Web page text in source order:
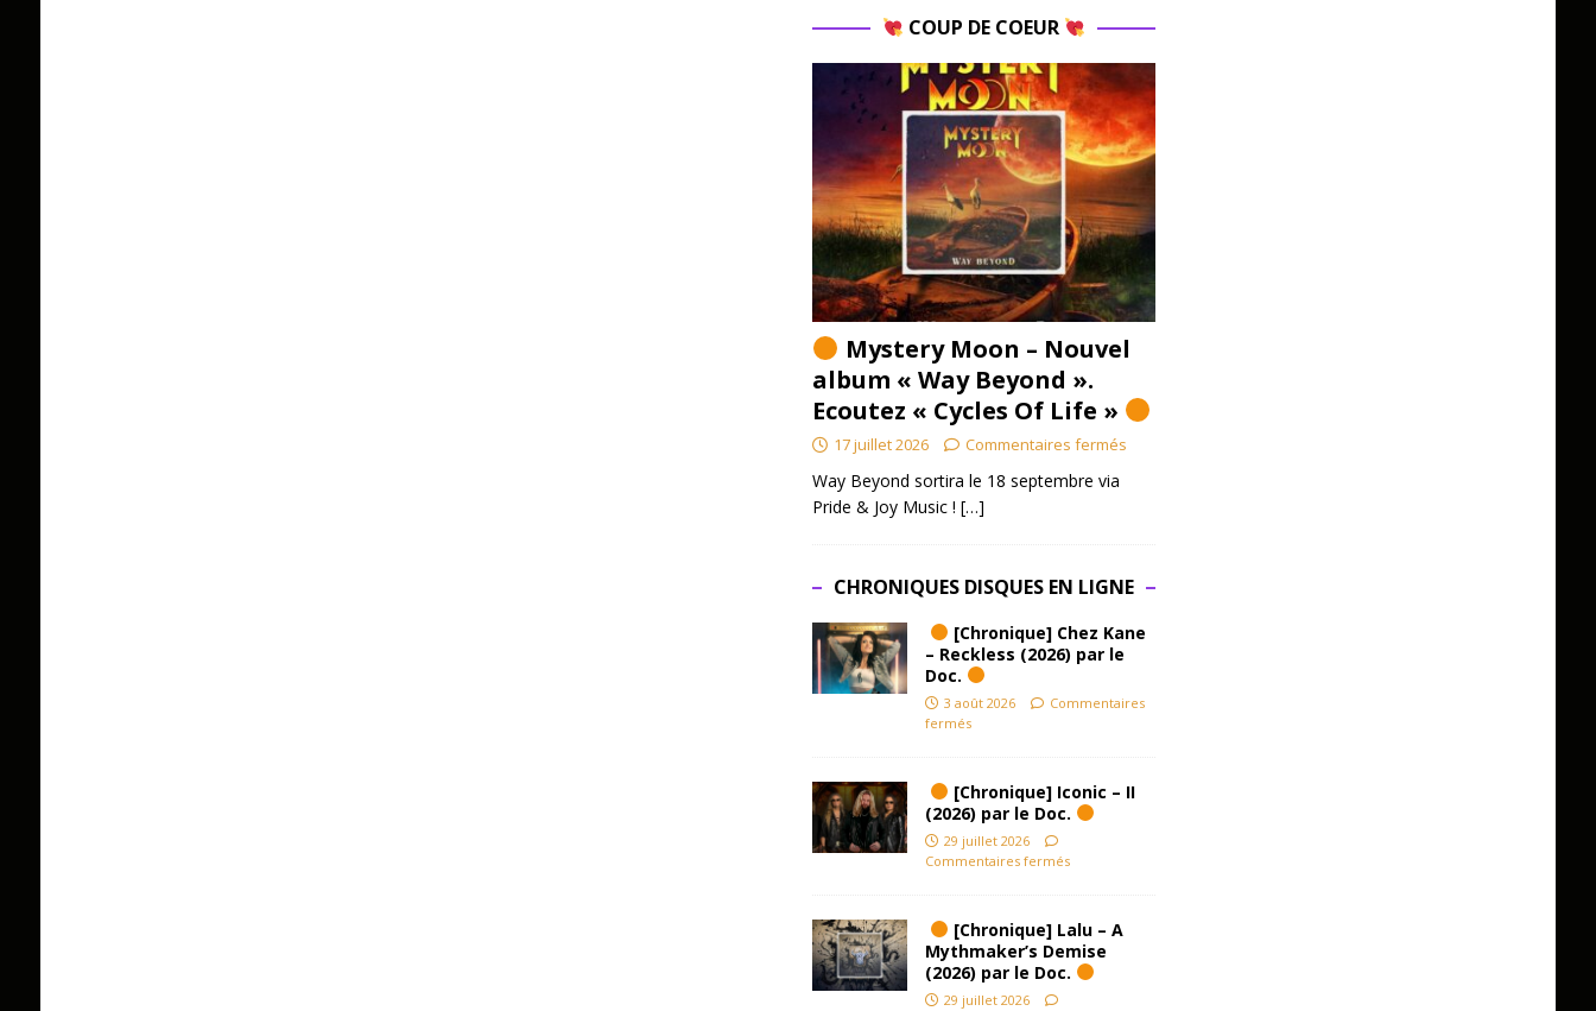
COUP DE COEUR
Mystery Moon – Nouvel
album « Way Beyond ».
Ecoutez « Cycles Of Life »
17 juillet 2026 Commentaires fermés
Way Beyond sortira le 18 septembre via
Pride & Joy Music ! […]
CHRONIQUES DISQUES EN LIGNE
[Chronique] Chez Kane
– Reckless (2026) par le
Doc.
3 août 2026
Commentaires
fermés
[Chronique] Iconic – II
(2026) par le Doc.
29 juillet 2026
Commentaires fermés
[Chronique] Lalu – A
Mythmaker’s Demise
(2026) par le Doc.
29 juillet 2026